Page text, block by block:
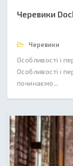
Черевики
Черевики
Особливості і
Особливості і
починаємо...